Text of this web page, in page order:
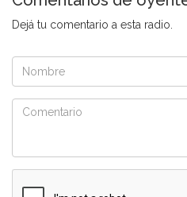
Dejá tu comentario a esta radio.